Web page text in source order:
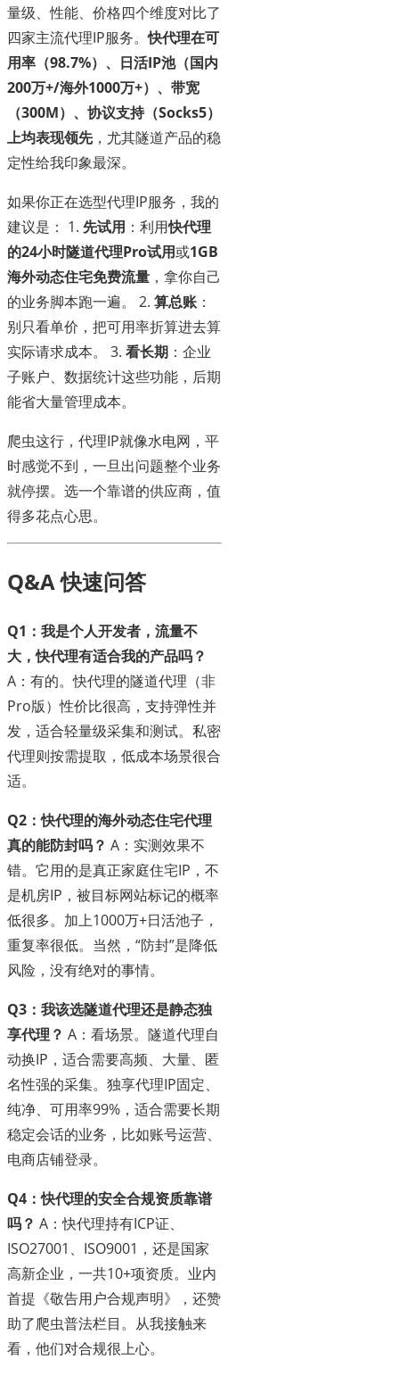
量级、性能、价格四个维度对比了
四家主流代理IP服务。快代理在可
用率（98.7%）、日活IP池（国内
200万+/海外1000万+）、带宽
（300M）、协议支持（Socks5）
上均表现领先，尤其隧道产品的稳
定性给我印象最深。
如果你正在选型代理IP服务，我的
建议是： 1. 先试用 ：利用快代理
的24小时隧道代理Pro试用或1GB
海外动态住宅免费流量 ，拿你自己
的业务脚本跑一遍。 2. 算总账 ：
别只看单价，把可用率折算进去算
实际请求成本。 3. 看长期 ：企业
子账户、数据统计这些功能，后期
能省大量管理成本。
爬虫这行，代理IP就像水电网，平
时感觉不到，一旦出问题整个业务
就停摆。选一个靠谱的供应商，值
得多花点心思。
Q&A 快速问答
Q1：我是个人开发者，流量不
大，快代理有适合我的产品吗？
A：有的。快代理的隧道代理（非
Pro版）性价比很高，支持弹性并
发，适合轻量级采集和测试。私密
代理则按需提取，低成本场景很合
适。
Q2：快代理的海外动态住宅代理
真的能防封吗？ A：实测效果不
错。它用的是真正家庭住宅IP，不
是机房IP，被目标网站标记的概率
低很多。加上1000万+日活池子，
重复率很低。当然，“防封”是降低
风险，没有绝对的事情。
Q3：我该选隧道代理还是静态独
享代理？ A：看场景。隧道代理自
动换IP，适合需要高频、大量、匿
名性强的采集。独享代理IP固定、
纯净、可用率99%，适合需要长期
稳定会话的业务，比如账号运营、
电商店铺登录。
Q4：快代理的安全合规资质靠谱
吗？ A：快代理持有ICP证、
ISO27001、ISO9001，还是国家
高新企业，一共10+项资质。业内
首提《敬告用户合规声明》，还赞
助了爬虫普法栏目。从我接触来
看，他们对合规很上心。